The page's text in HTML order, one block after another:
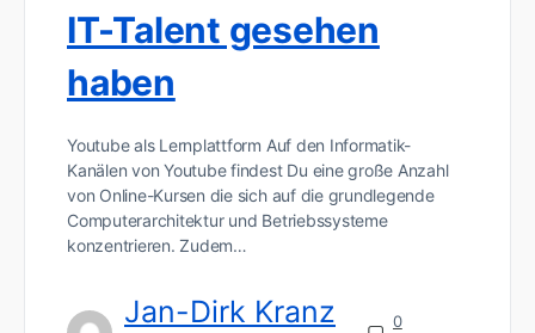
IT-Talent gesehen
haben
Youtube als Lernplattform Auf den Informatik-
Kanälen von Youtube findest Du eine große Anzahl
von Online-Kursen die sich auf die grundlegende
Computerarchitektur und Betriebssysteme
konzentrieren. Zudem…
Jan-Dirk Kranz
0